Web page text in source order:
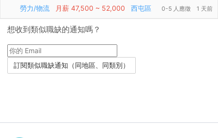
勞力/物流
月薪 47,500 ~ 52,000 西屯區 0-5 人應徵 1 天前
想收到類似職缺的通知嗎？